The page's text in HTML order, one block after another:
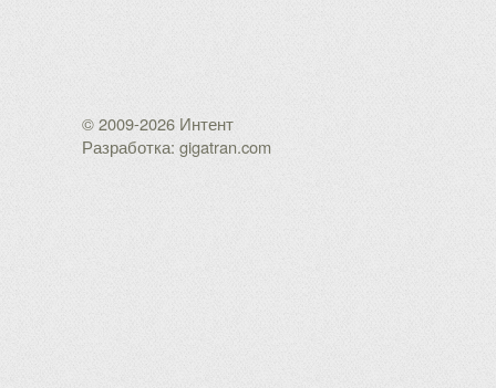
© 2009-2026 Интент
Разработка: gigatran.com